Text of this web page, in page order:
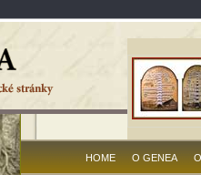
HOME O GENEA